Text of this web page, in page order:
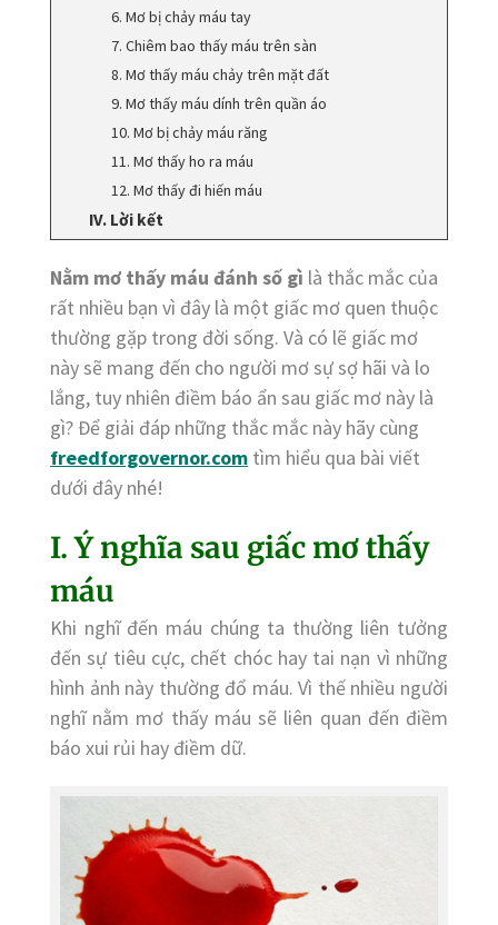
6. Mơ bị chảy máu tay
7. Chiêm bao thấy máu trên sàn
8. Mơ thấy máu chảy trên mặt đất
9. Mơ thấy máu dính trên quần áo
10. Mơ bị chảy máu răng
11. Mơ thấy ho ra máu
12. Mơ thấy đi hiến máu
IV. Lời kết
Nằm mơ thấy máu đánh số gì là thắc mắc của
rất nhiều bạn vì đây là một giấc mơ quen thuộc
thường gặp trong đời sống. Và có lẽ giấc mơ
này sẽ mang đến cho người mơ sự sợ hãi và lo
lắng, tuy nhiên điềm báo ẩn sau giấc mơ này là
gì? Để giải đáp những thắc mắc này hãy cùng
freedforgovernor.com tìm hiểu qua bài viết
dưới đây nhé!
I. Ý nghĩa sau giấc mơ thấy
máu
Khi nghĩ đến máu chúng ta thường liên tưởng
đến sự tiêu cực, chết chóc hay tai nạn vì những
hình ảnh này thường đổ máu. Vì thế nhiều người
nghĩ nằm mơ thấy máu sẽ liên quan đến điềm
báo xui rủi hay điềm dữ.